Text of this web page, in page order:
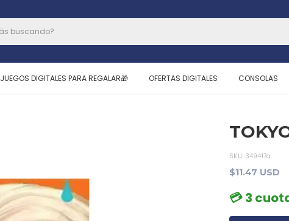
JUEGOS DIGITALES PARA REGALAR🎁 OFERTAS DIGITALES CONSOLAS
SKU: 349417a
$11.47 USD
💳 3